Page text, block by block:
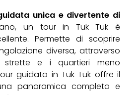
unica e divertente di
un tour in Tuk Tuk è
Permette di scoprire
diversa, attraverso
e i quartieri meno
guidato in Tuk Tuk offre il
panoramica completa e